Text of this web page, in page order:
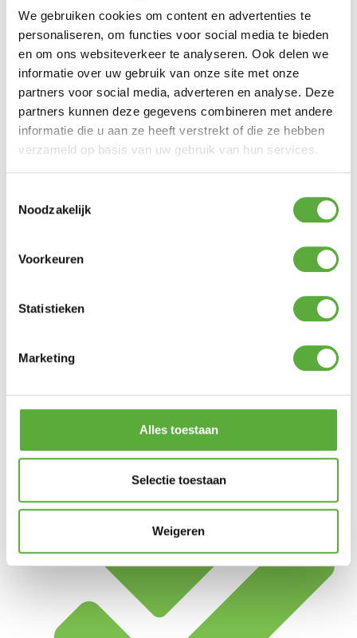
We gebruiken cookies om content en advertenties te
personaliseren, om functies voor social media te bieden
en om ons websiteverkeer te analyseren. Ook delen we
informatie over uw gebruik van onze site met onze
partners voor social media, adverteren en analyse. Deze
partners kunnen deze gegevens combineren met andere
informatie die u aan ze heeft verstrekt of die ze hebben
verzameld op basis van uw gebruik van hun services.
Noodzakelijk
Voorkeuren
Statistieken
Marketing
Alles toestaan
Selectie toestaan
Weigeren
Gratis verzending vanaf €250,-*
Achteraf betalen mogelijk